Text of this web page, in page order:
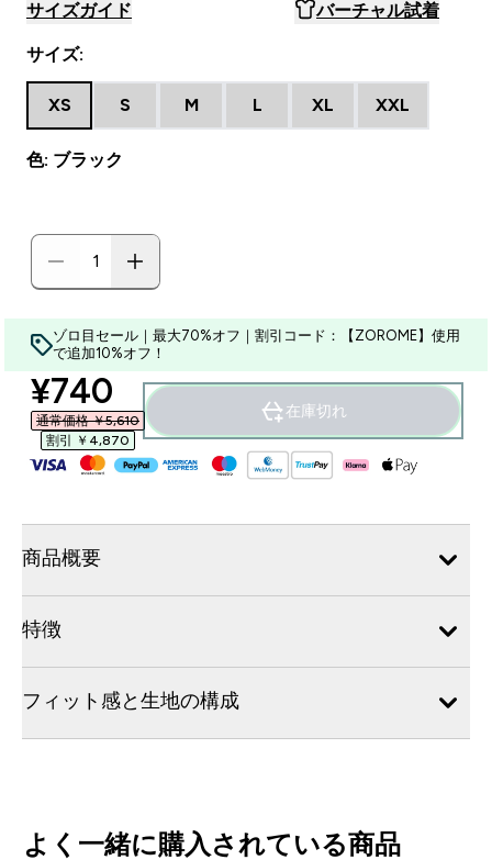
サイズガイド バーチャル試着
サイズ:
XS S M L XL XXL
色: ブラック
ゾロ目セール｜最大70%オフ｜割引コード：【ZOROME】使用
で追加10%オフ！
discounted price
¥740‎
通常価格 ￥5,610‎
割引 ￥4,870‎
在庫切れ
商品概要
特徴
フィット感と生地の構成
よく一緒に購入されている商品